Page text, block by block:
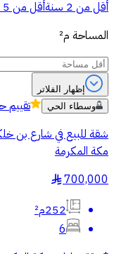
أقل من 2 سنة
أقل من 5 سنة
المساحة م²
إظهار الفلاتر
وسطاء الحي
تقييم
شقة للبيع في شارع بن
مكة المكرمة
700,000
§
252م²
6